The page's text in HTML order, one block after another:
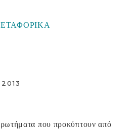
που προκύπτουν από